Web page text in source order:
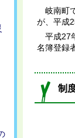
岐南町
が、平成
平成27
名簿登録
制